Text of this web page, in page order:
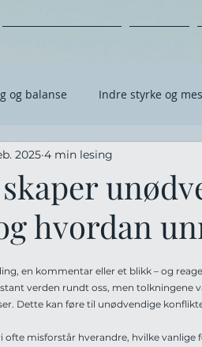
og balanse Indre styrke og
prestasjon og sykefravær
hvordan
2025 4 min lesing
en kommentar eller et blikk – og
verden rundt oss, men tolkningene
Dette kan føre til unødvendige
ofte misforstår hverandre, hvilke